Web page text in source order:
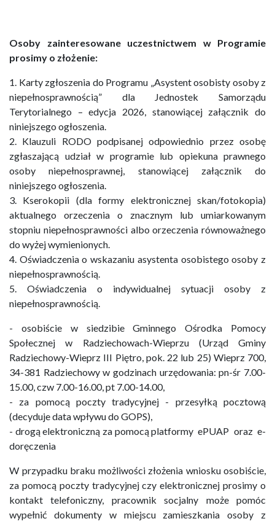
Osoby zainteresowane uczestnictwem w Programie
prosimy o złożenie:
1. Karty zgłoszenia do Programu „Asystent osobisty osoby z
niepełnosprawnością” dla Jednostek Samorządu
Terytorialnego – edycja 2026, stanowiącej załącznik do
niniejszego ogłoszenia.
2. Klauzuli RODO podpisanej odpowiednio przez osobę
zgłaszającą udział w programie lub opiekuna prawnego
osoby niepełnosprawnej, stanowiącej załącznik do
niniejszego ogłoszenia.
3. Kserokopii (dla formy elektronicznej skan/fotokopia)
aktualnego orzeczenia o znacznym lub umiarkowanym
stopniu niepełnosprawności albo orzeczenia równoważnego
do wyżej wymienionych.
4. Oświadczenia o wskazaniu asystenta osobistego osoby z
niepełnosprawnością.
5. Oświadczenia o indywidualnej sytuacji osoby z
niepełnosprawnością.
- osobiście w siedzibie Gminnego Ośrodka Pomocy
Społecznej w Radziechowach-Wieprzu (Urząd Gminy
Radziechowy-Wieprz III Piętro, pok. 22 lub 25) Wieprz 700,
34-381 Radziechowy w godzinach urzędowania: pn-śr 7.00-
15.00, czw 7.00-16.00, pt 7.00-14.00,
- za pomocą poczty tradycyjnej - przesyłką pocztową
(decyduje data wpływu do GOPS),
- drogą elektroniczną za pomocą platformy ePUAP oraz e-
doręczenia
W przypadku braku możliwości złożenia wniosku osobiście,
za pomocą poczty tradycyjnej czy elektronicznej prosimy o
kontakt telefoniczny, pracownik socjalny może pomóc
wypełnić dokumenty w miejscu zamieszkania osoby z